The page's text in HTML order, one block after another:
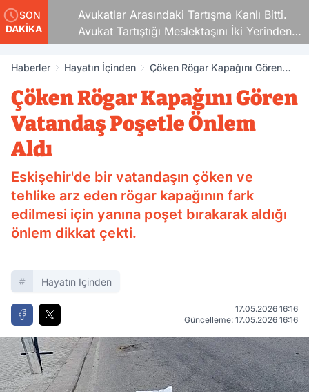
SON
DAKİKA
Avukatlar Arasındaki Tartışma Kanlı Bitti.
Avukat Tartıştığı Meslektaşını İki Yerinden
Vurdu
Haberler Hayatın İçinden
Çöken Rögar Kapağını Gören
Çöken Rögar Kapağını Gören
Vatandaş Poşetle Önlem
Aldı
Eskişehir'de bir vatandaşın çöken ve
tehlike arz eden rögar kapağının fark
edilmesi için yanına poşet bırakarak aldığı
önlem dikkat çekti.
Hayatın Içinden
17.05.2026 16:16
Güncelleme: 17.05.2026 16:16